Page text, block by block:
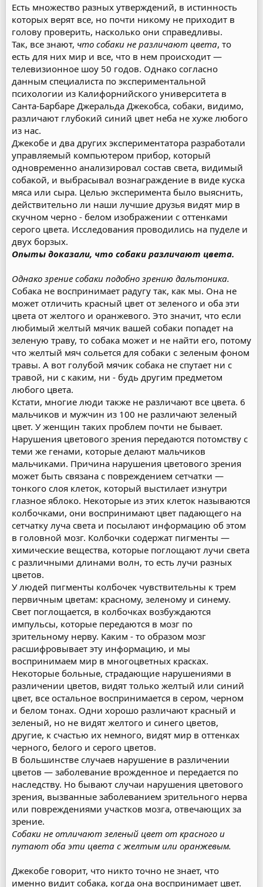
Есть множество разных утверждений, в истинность
которых верят все, но почти никому не приходит в
голову проверить, насколько они справедливы.
Так, все знают, что собаки не различают цвета, то
есть для них мир и все, что в нем происходит —
телевизионное шоу 50 годов. Однако согласно
данным специалиста по экспериментальной
психологии из Калифорнийского универ­ситета в
Санта-Барбаре Джеральда Джекобса, собаки, видимо,
различают глубокий синий цвет неба не хуже любого
из нас.
Джекобе и два других экспериментатора разработали
управляемый компьютером прибор, который
одновременно анализировал состав света, видимый
собакой, и выбрасывал вознаграждение в виде куска
мяса или сыра. Целью эксперимента было выяснить,
действительно ли наши лучшие друзья видят мир в
скучном черно - белом изображении с оттенками
серого цвета. Исследования проводились на пуделе и
двух борзых.
Опыты доказали, что собаки различают цвета.
Однако зрение собаки подобно зрению дальтоника.
Собака не воспринимает радугу так, как мы. Она не
может отличить красный цвет от зеленого и оба эти
цвета от желтого и оранжевого. Это значит, что если
любимый желтый мячик вашей собаки попадет на
зеленую траву, то собака может и не найти его, потому
что желтый мяч сольется для собаки с зеленым фоном
травы. А вот голубой мячик собака не спутает ни с
травой, ни с каким, ни - будь другим предметом
любого цвета.
Кстати, многие люди также не различают все цвета. 6
мальчиков и мужчин из 100 не различают зеленый
цвет. У женщин таких проблем почти не бывает.
Нарушения цветового зрения передаются потомству с
теми же генами, которые делают мальчиков
мальчиками. Причина нарушения цветового зрения
может быть связана с повреждением сетчатки —
тонкого слоя клеток, который выстилает изнутри
глазное яблоко. Некоторые из этих клеток называются
колбочками, они воспринимают цвет падающего на
сетчатку луча света и посылают информацию об этом
в головной мозг. Колбочки содержат пигменты —
химические вещества, которые поглощают лучи света
с различными длинами волн, то есть лучи разных
цветов.
У людей пигменты колбочек чувствительны к трем
первичным цветам: красному, зеленому и синему.
Свет поглощается, в колбочках возбуждаются
импульсы, которые передаются в мозг по
зрительному нерву. Каким - то образом мозг
расшифровывает эту информацию, и мы
воспринимаем мир в многоцветных красках.
Некоторые больные, страдающие нарушениями в
различении цветов, видят только желтый или синий
цвет, все остальное воспринимается в сером, черном
и белом тонах. Одни хорошо различают красный и
зеленый, но не видят желтого и синего цветов,
другие, к счастью их немного, видят мир в оттенках
черного, белого и серого цветов.
В большинстве случаев нарушение в различении
цветов — заболевание врожденное и передается по
наследству. Но бывают случаи нарушения цветового
зрения, вызванные заболеванием зрительного нерва
или повреждениями участков мозга, отвечающих за
зрение.
Собаки не отличают зеленый цвет от красного и
путают оба эти цвета с желтым или оранжевым.
Джекобе говорит, что никто точно не знает, что
именно видит собака, когда она воспринимает цвет.